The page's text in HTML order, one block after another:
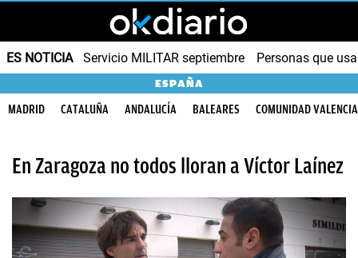
ES NOTICIA Servicio MILITAR septiembre Personas que
ESPAÑA
MADRID CATALUÑA ANDALUCÍA BALEARES COMUNIDAD
En Zaragoza no todos lloran a Víctor Laínez